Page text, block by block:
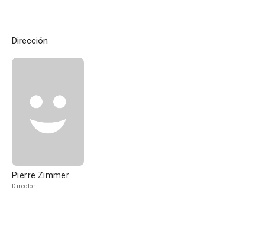
Dirección
Pierre Zimmer
Director